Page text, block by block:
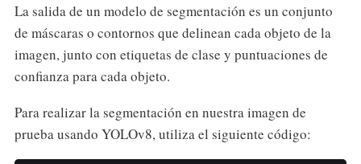
La salida de un modelo de segmentación es un conjunto
de máscaras o contornos que delinean cada objeto de la
imagen, junto con etiquetas de clase y puntuaciones de
confianza para cada objeto.
Para realizar la segmentación en nuestra imagen de
prueba usando YOLOv8, utiliza el siguiente código: